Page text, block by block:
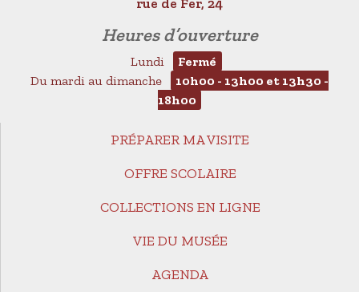
Heures d’ouverture
Lundi
Fermé
Du mardi au dimanche
10h00 - 13h00 et 13h30 -
18h00
PRÉPARER MA VISITE
OFFRE SCOLAIRE
COLLECTIONS EN LIGNE
VIE DU MUSÉE
AGENDA